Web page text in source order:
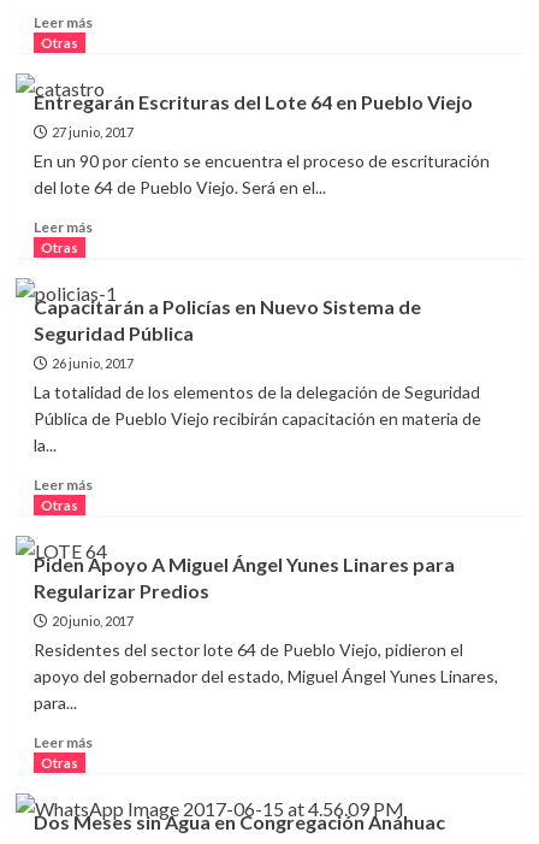
Leer másLeer
Difícil
Situación
Viven
Pescadores
Libres
Pueblo
Otras
Entregarán Escrituras del Lote 64 en Pueblo Viejo
27 junio, 2017
En un 90 por ciento se encuentra el proceso de escrituración
del lote 64 de Pueblo Viejo. Será en el...
Leer másLeer
Entregarán
Escrituras
del
Lote
64
Pueblo
Otras
Capacitarán a Policías en Nuevo Sistema de
Seguridad Pública
26 junio, 2017
La totalidad de los elementos de la delegación de Seguridad
Pública de Pueblo Viejo recibirán capacitación en materia de
la...
Leer másLeer
Capacitarán
a
Policías
en
Nuevo
de
Otras
Piden Apoyo A Miguel Ángel Yunes Linares para
Regularizar Predios
20 junio, 2017
Residentes del sector lote 64 de Pueblo Viejo, pidieron el
apoyo del gobernador del estado, Miguel Ángel Yunes Linares,
para...
Leer másLeer
Piden
Apoyo
Otras
Dos Meses sin Agua en Congregación Anáhuac